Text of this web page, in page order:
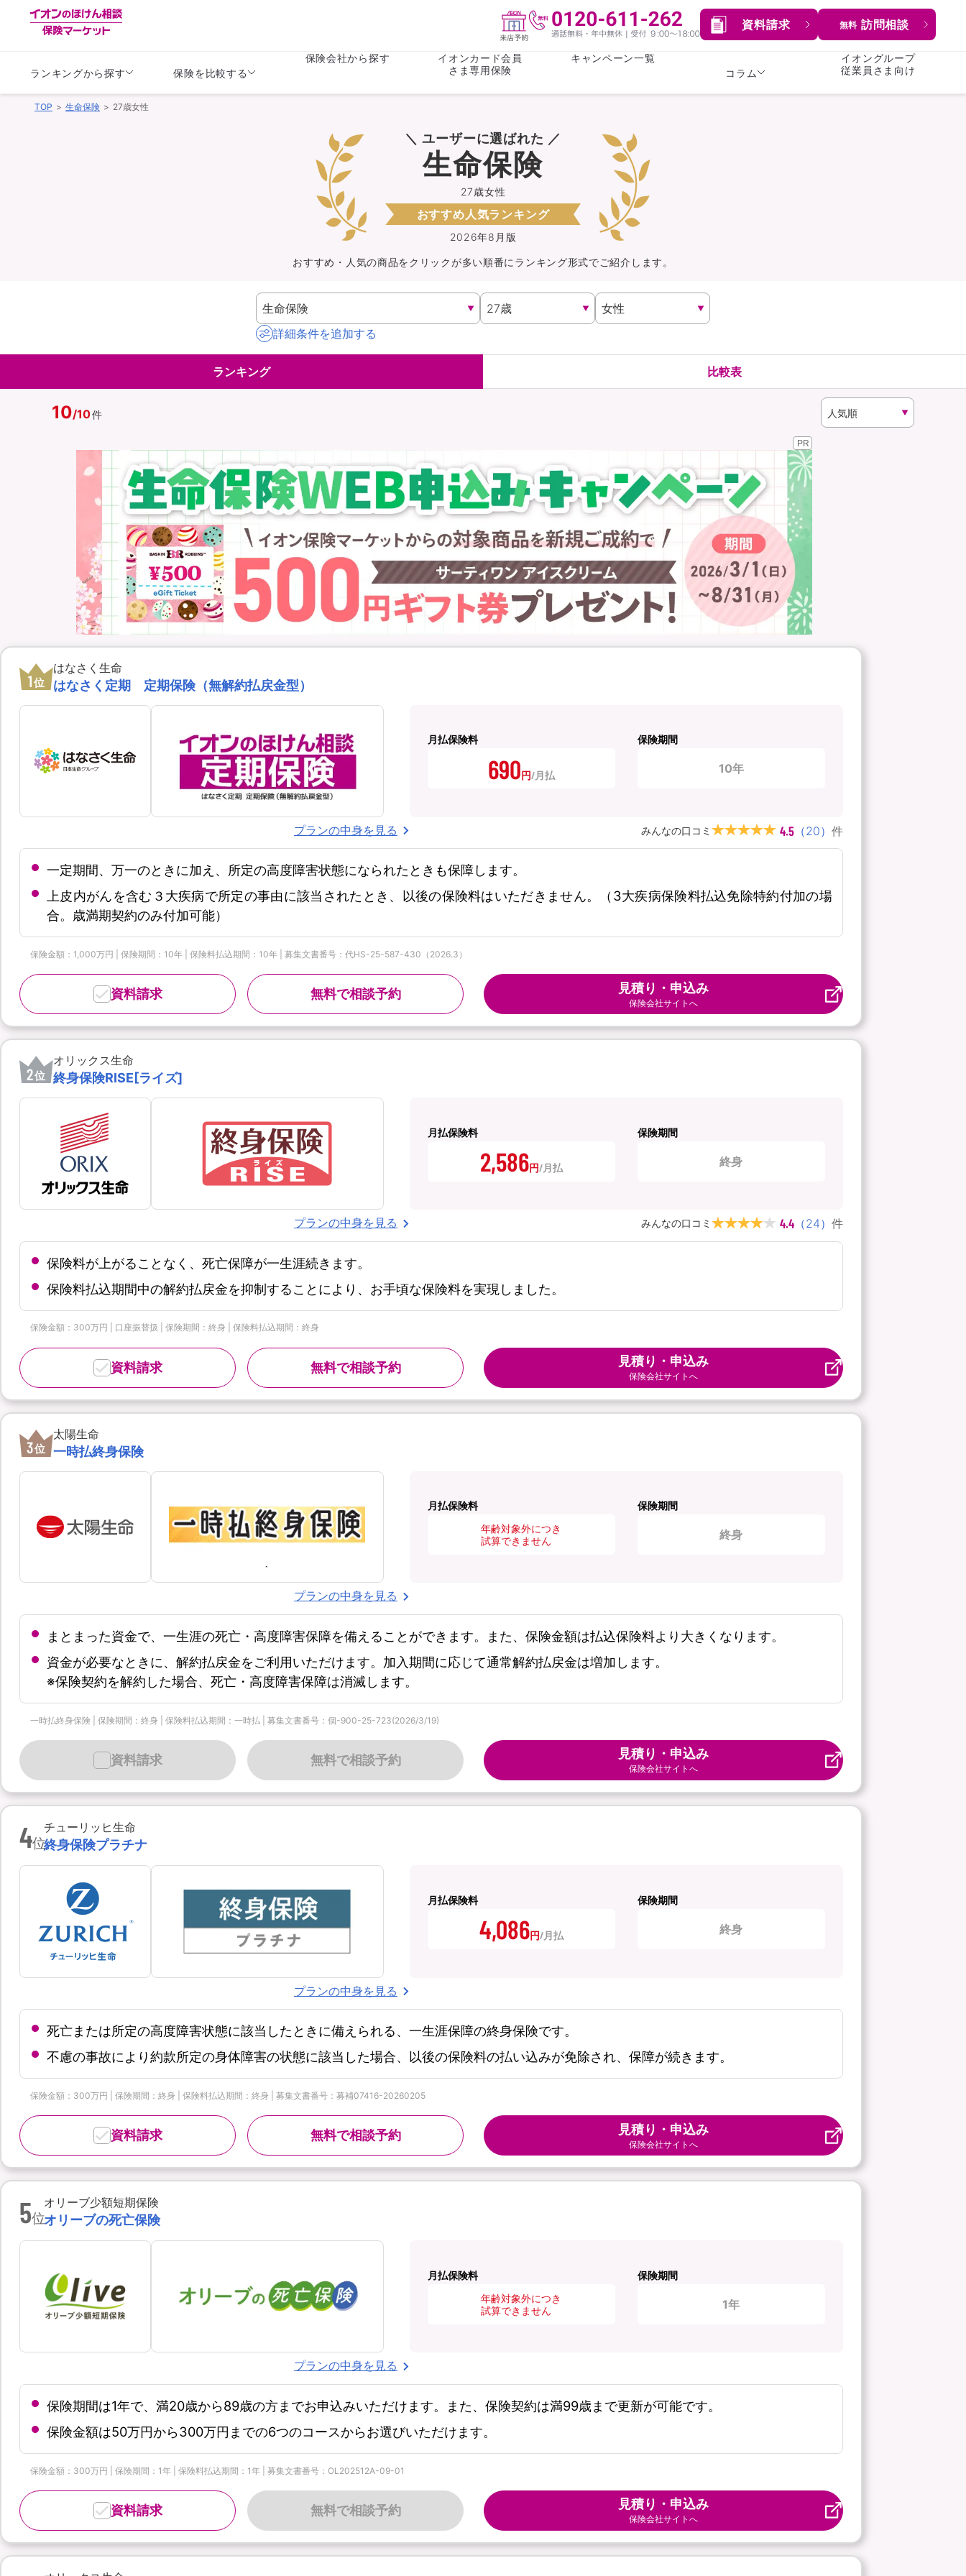
資料請求 無料 訪問相談
ランキングから探す
がん保険 女性医療保険
収入保障保険
持病がある方向け
持病がある方向け
がん保険
バイク保険 火災保険
ペット保険
スマホ保険
イオンカード会員さま
専用保険（損害保険）
WAON POINT還元型保険
保険を比較する
がん保険 女性医療保険
収入保障保険 介護・認知症保険
保険会社から探す
イオンカード会員
さま専用保険
キャンペーン一覧
コラム
ライフステージ 心配事
イオングループ
従業員さま向け
TOP 生命保険 27歳女性
＼ ユーザーに選ばれた ／
2026年8月版
27歳女性
生命保険
おすすめ人気ランキング
おすすめ・人気の商品をクリックが多い順番にランキング形式でご紹介します。
詳細条件を追加する
ランキング 比較表
10/10件
PR
1位
はなさく生命
はなさく定期 定期保険（無解約払戻金型）
月払保険料
690円
保険期間
10年
プランの中身を見る みんなの口コミ 4.5 （20） 件
一定期間、万一のときに加え、所定の高度障害状態になられたときも保障します。
上皮内がんを含む３大疾病で所定の事由に該当されたとき、以後の保険料はいただきません。（3大疾病保険料払込免除特約付加の場
合。歳満期契約のみ付加可能）
保険金額：1,000万円 | 保険期間：10年 | 保険料払込期間：10年 | 募集文書番号：代HS-25-587-430（2026.3）
無料で相談予約
資料請求 見積り・申込み
保険会社サイトへ
2位
オリックス生命
終身保険RISE[ライズ]
月払保険料
2,586円
保険期間
終身
プランの中身を見る みんなの口コミ 4.4 （24） 件
保険料が上がることなく、死亡保障が一生涯続きます。
保険料払込期間中の解約払戻金を抑制することにより、お手頃な保険料を実現しました。
保険金額：300万円 | 口座振替扱 | 保険期間：終身 | 保険料払込期間：終身
無料で相談予約
資料請求 見積り・申込み
保険会社サイトへ
3位
太陽生命
一時払終身保険
月払保険料
年齢対象外につき
試算できません
保険期間
終身
プランの中身を見る
まとまった資金で、一生涯の死亡・高度障害保障を備えることができます。また、保険金額は払込保険料より大きくなります。
資金が必要なときに、解約払戻金をご利用いただけます。加入期間に応じて通常解約払戻金は増加します。
※保険契約を解約した場合、死亡・高度障害保障は消滅します。
一時払終身保険 | 保険期間：終身 | 保険料払込期間：一時払 | 募集文書番号：個-900-25-723(2026/3/19)
無料で相談予約
資料請求 見積り・申込み
保険会社サイトへ
4位
チューリッヒ生命
終身保険プラチナ
月払保険料
4,086円
保険期間
終身
プランの中身を見る
死亡または所定の高度障害状態に該当したときに備えられる、一生涯保障の終身保険です。
不慮の事故により約款所定の身体障害の状態に該当した場合、以後の保険料の払い込みが免除され、保障が続きます。
保険金額：300万円 | 保険期間：終身 | 保険料払込期間：終身 | 募集文書番号：募補07416-20260205
無料で相談予約
資料請求 見積り・申込み
保険会社サイトへ
5位
オリーブ少額短期保険
オリーブの死亡保険
月払保険料
年齢対象外につき
試算できません
保険期間
1年
プランの中身を見る
保険期間は1年で、満20歳から89歳の方までお申込みいただけます。また、保険契約は満99歳まで更新が可能です。
保険金額は50万円から300万円までの6つのコースからお選びいただけます。
保険金額：300万円 | 保険期間：1年 | 保険料払込期間：1年 | 募集文書番号：OL202512A-09-01
無料で相談予約
資料請求 見積り・申込み
保険会社サイトへ